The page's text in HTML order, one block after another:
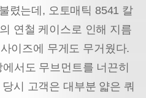
렸는데, 오토매틱 8541 칼
연철 케이스로 인해 지름
이즈에 무게도 무거웠다.
서도 무브먼트를 너끈히
시 고객은 대부분 얇은 쿼